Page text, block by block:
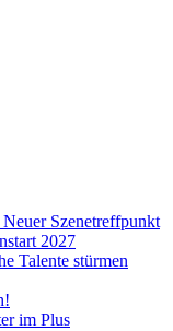
Szenetreffpunkt
2027
Talente stürmen
im Plus